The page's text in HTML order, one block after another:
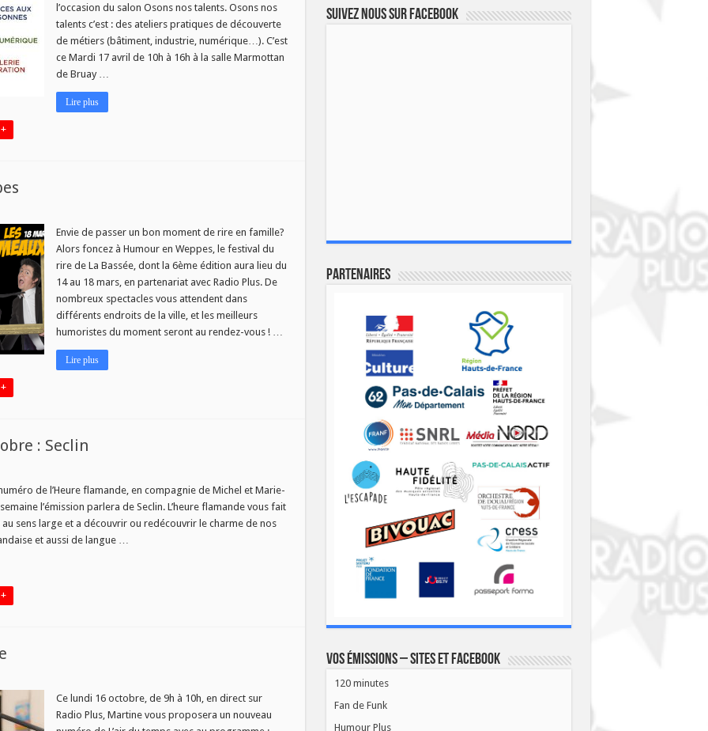
l’occasion du salon Osons nos talents. Osons nos
talents c’est : des ateliers pratiques de découverte
de métiers (bâtiment, industrie, numérique…). C’est
ce Mardi 17 avril de 10h à 16h à la salle Marmottan
de Bruay …
Lire plus
Envie de passer un bon moment de rire en famille?
Alors foncez à Humour en Weppes, le festival du
rire de La Bassée, dont la 6ème édition aura lieu du
14 au 18 mars, en partenariat avec Radio Plus. De
nombreux spectacles vous attendent dans
différents endroits de la ville, et les meilleurs
humoristes du moment seront au rendez-vous ! …
Lire plus
: Seclin
de l’Heure flamande, en compagnie de Michel et Marie-
l’émission parlera de Seclin. L’heure flamande vous fait
sens large et a découvrir ou redécouvrir le charme de nos
et aussi de langue …
Ce lundi 16 octobre, de 9h à 10h, en direct sur
Radio Plus, Martine vous proposera un nouveau
Suivez nous sur Facebook
Partenaires
Vos émissions – Sites et Facebook
120 minutes
Fan de Funk
Humour Plus